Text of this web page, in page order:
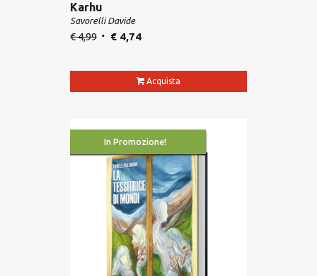
Karhu
Savorelli Davide
€4,99 €4,74
Acquista
In Promozione!